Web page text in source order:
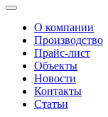
О компании
Производство
Прайс-лист
Объекты
Новости
Контакты
Статьи